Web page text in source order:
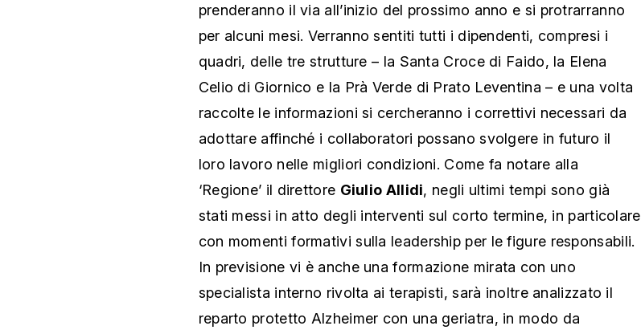
prenderanno il via all’inizio del prossimo anno e si protrarranno
per alcuni mesi. Verranno sentiti tutti i dipendenti, compresi i
quadri, delle tre strutture – la Santa Croce di Faido, la Elena
Celio di Giornico e la Prà Verde di Prato Leventina – e una volta
raccolte le informazioni si cercheranno i correttivi necessari da
adottare affinché i collaboratori possano svolgere in futuro il
loro lavoro nelle migliori condizioni. Come fa notare alla
‘Regione’ il direttore Giulio Allidi, negli ultimi tempi sono già
stati messi in atto degli interventi sul corto termine, in particolare
con momenti formativi sulla leadership per le figure responsabili.
In previsione vi è anche una formazione mirata con uno
specialista interno rivolta ai terapisti, sarà inoltre analizzato il
reparto protetto Alzheimer con una geriatra, in modo da